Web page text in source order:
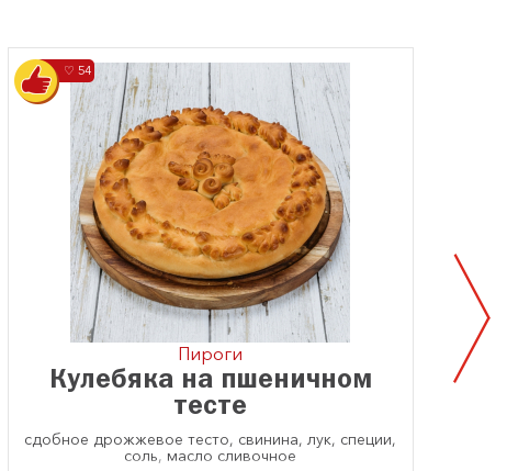
♡ 54
Пироги
Кулебяка на пшеничном
тесте
сдобное дрожжевое тесто, свинина, лук, специи,
соль, масло сливочное